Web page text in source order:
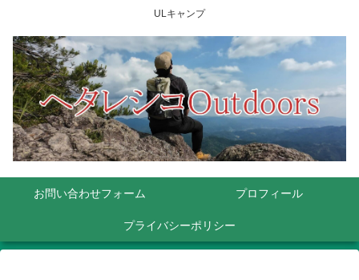
ULキャンプ
お問い合わせフォーム プロフィール
プライバシーポリシー